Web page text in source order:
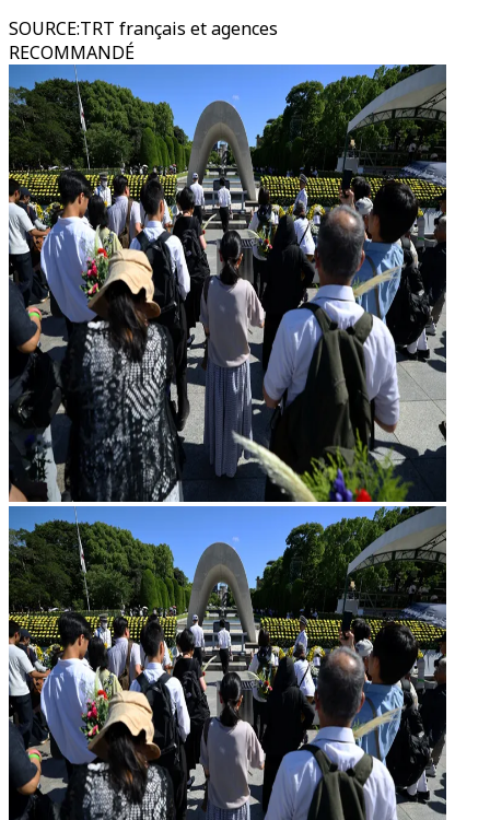
SOURCE:TRT français et agences
RECOMMANDÉ